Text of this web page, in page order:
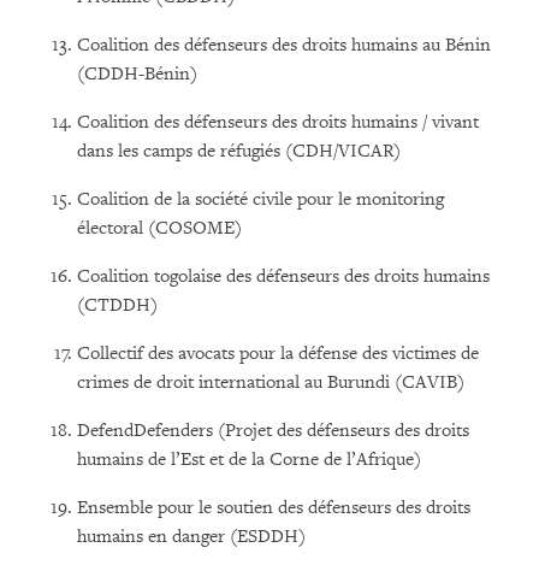
Coalition des défenseurs des droits humains au Bénin
(CDDH-Bénin)
Coalition des défenseurs des droits humains / vivant
dans les camps de réfugiés (CDH/VICAR)
Coalition de la société civile pour le monitoring
électoral (COSOME)
Coalition togolaise des défenseurs des droits humains
(CTDDH)
Collectif des avocats pour la défense des victimes de
crimes de droit international au Burundi (CAVIB)
DefendDefenders (Projet des défenseurs des droits
humains de l’Est et de la Corne de l’Afrique)
Ensemble pour le soutien des défenseurs des droits
humains en danger (ESDDH)